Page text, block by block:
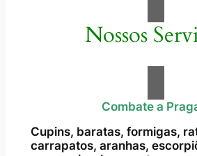
Nossos
Combate a
Cupins, baratas, formigas,
carrapatos, aranhas,